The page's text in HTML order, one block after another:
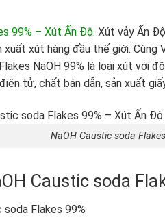
99% – Xút Ấn Độ. Xút vảy Ấn
xuất xút hàng đầu thế giới.
NaOH 99% là loại xút với
tử, chất bán dẫn, sản xuất
NaOH Caustic soda
Caustic soda
Flakes 99%